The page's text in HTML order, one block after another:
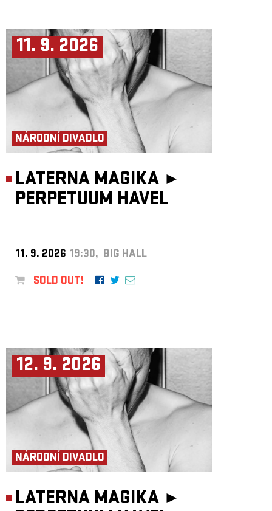
11. 9. 2026
NÁRODNÍ DIVADLO
LATERNA MAGIKA ►
PERPETUUM HAVEL
11. 9. 2026 19:30, BIG HALL
SOLD OUT!
12. 9. 2026
NÁRODNÍ DIVADLO
LATERNA MAGIKA ►